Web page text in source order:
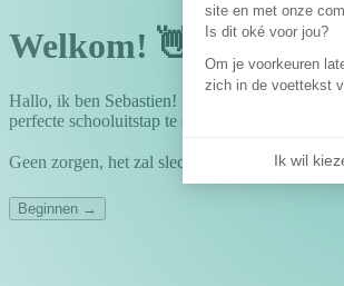
site en met onze
Is dit oké voor jou?
Om je voorkeuren
zich in de voettekst
Ik wil
Welkom! 👋
Hallo, ik ben Sebastien! Ik help je even met dit
perfecte schooluitstap te organiseren.
Geen zorgen, het zal slechts 2 minuten! ⏱️
Beginnen →